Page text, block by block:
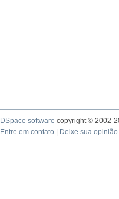
DSpace software copyright © 2002-
Entre em contato
Deixe sua opinião